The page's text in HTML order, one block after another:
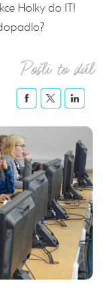
Holky do IT!
Pošli to dál